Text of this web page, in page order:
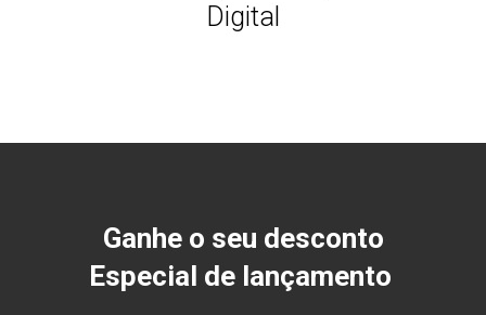
Digital
Ganhe o seu desconto
Especial de lançamento